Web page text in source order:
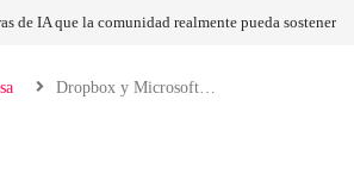
de IA que la comunidad realmente pueda sostener
Dropbox y Microsoft…